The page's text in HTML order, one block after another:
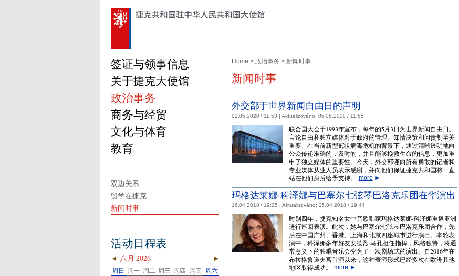
Home > 政治事务 > 新闻时事
新闻时事
外交部于世界新闻自由日的声明
02.05.2020 / 11:53 | Aktualizováno: 05.05.2020 / 11:55
联合国大会于1993年宣布，每年的5月3日为世界新闻自由日。
言论自由和独立媒体对于政府的管理、知情决策和问责制至关
重要。在当前新型冠状病毒危机的背景下，通过清晰透明地向
公众传递准确的，及时的，并且能够挽救生命的信息，更加重
申了独立媒体的重要性。今天，外交部谨向所有勇敢的记者和
专业媒体从业人员表示感谢，并向他们保证捷克共和国将一直
站在他们身后给予支持。
more ►
玛格达莱娜·科泽娜与巴塞尔七弦琴巴洛克乐团在华演出
16.04.2018 / 19:25 | Aktualizováno: 25.04.2018 / 19:44
时别四年，捷克知名女中音歌唱家玛格达莱娜·科泽娜重返亚洲
进行巡回表演。此次，她与巴塞尔七弦琴巴洛克乐团合作，先
后在中国广州、香港、上海和北京四座城市进行演出。本轮表
演中，科泽娜多年好友安德烈·马孔担任指挥，风格独特，将通
常意义下的独唱音乐会变为了一次剧场式的演出。自2016年在
布拉格鲁道夫宫首演以来，这种表演形式已经多次在欧洲其他
地区取得成功。
more ►
签证与领事信息
关于捷克大使馆
政治事务
商务与经贸
文化与体育
教育
双边关系
留学在捷克
新闻时事
活动日程表
◄ ►
八月 2026
周日 周一 周二 周三 周四 周五
周六